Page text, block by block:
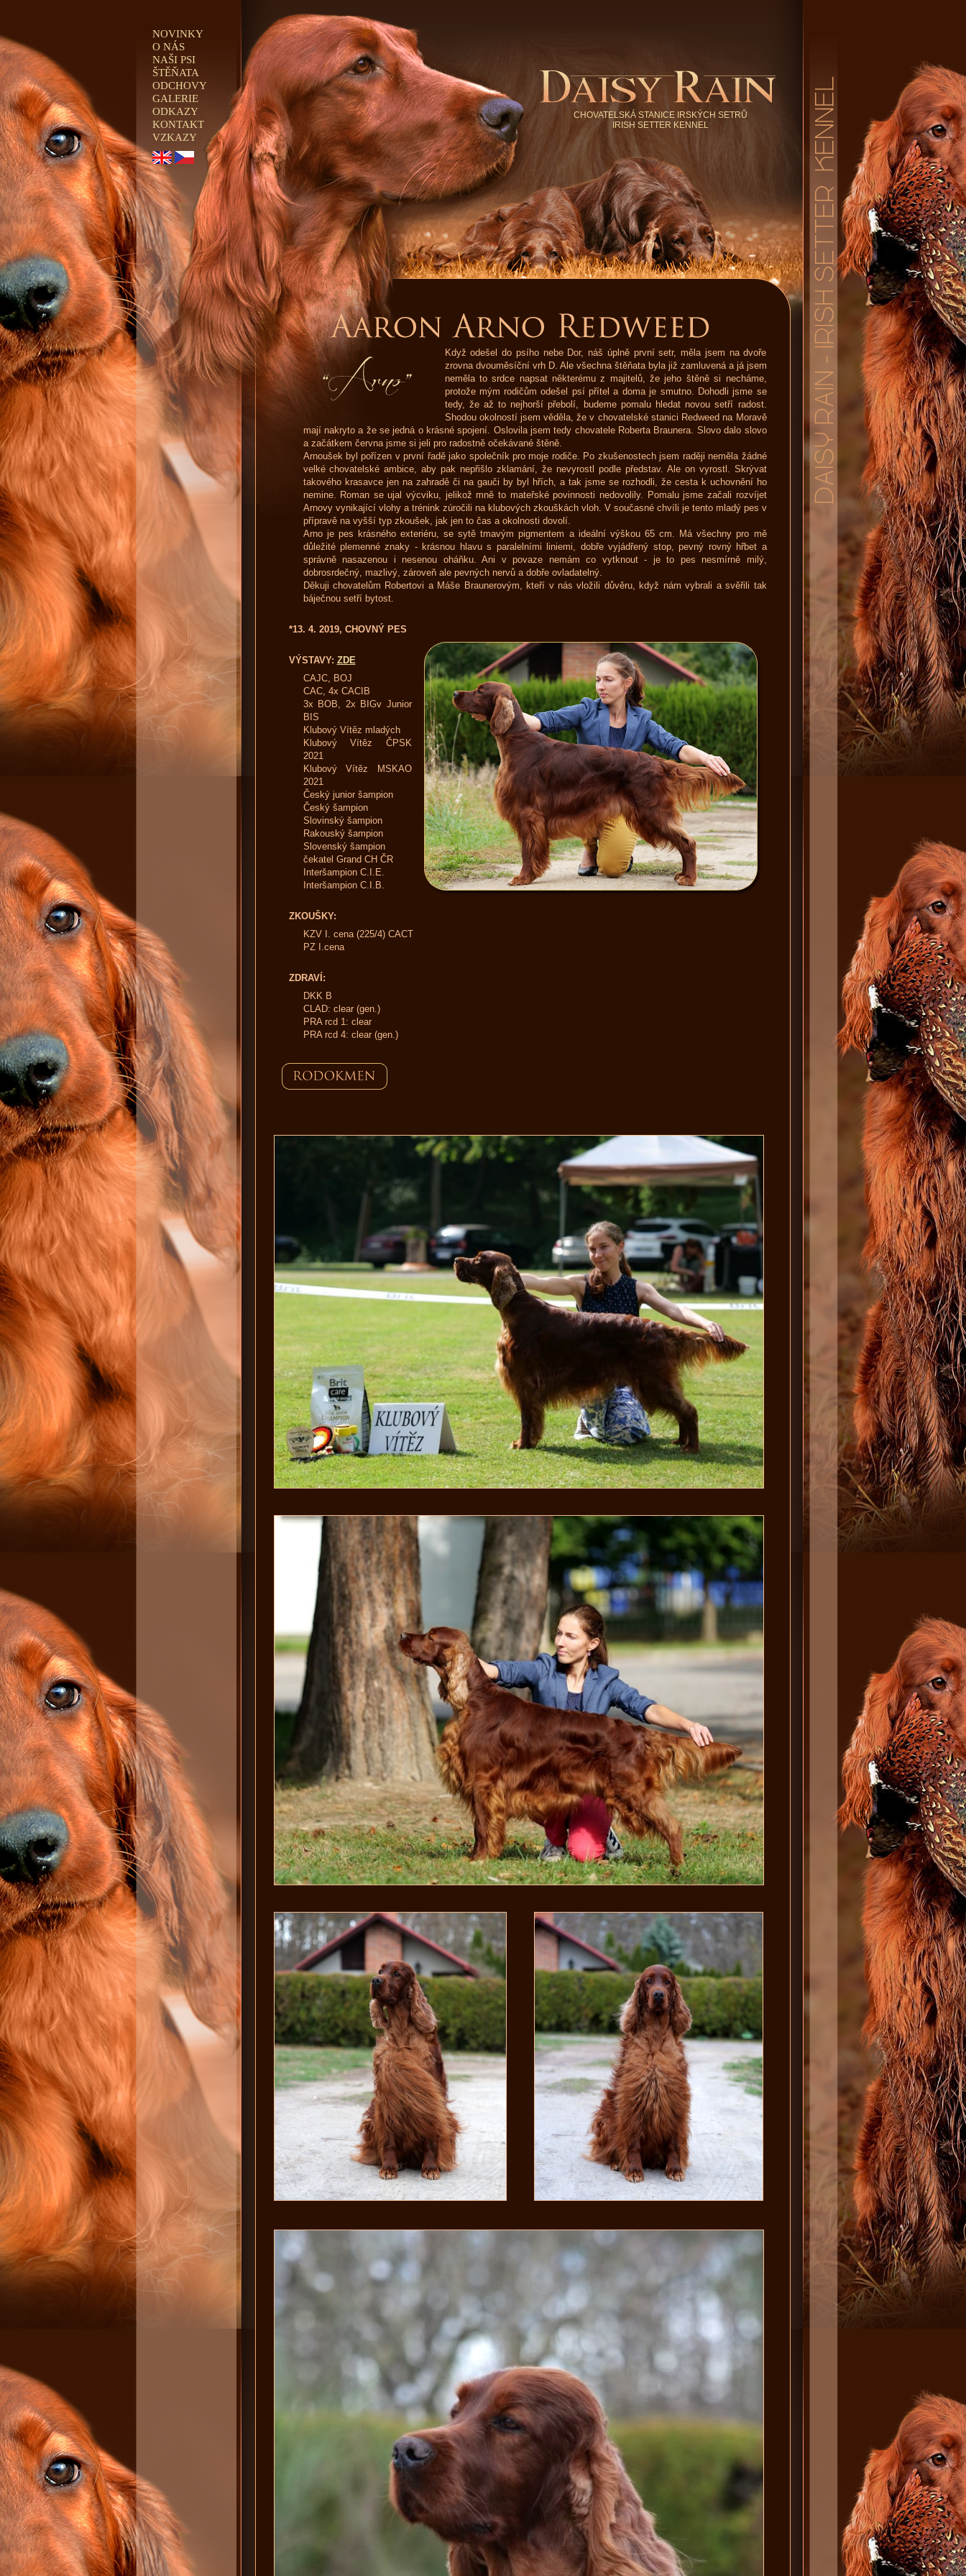
NOVINKY
O NÁS
NAŠI PSI
ŠTĚŇATA
ODCHOVY
GALERIE
ODKAZY
KONTAKT
VZKAZY
CHOVATELSKÁ STANICE IRSKÝCH SETRŮ
IRISH SETTER KENNEL
Když odešel do psího nebe Dor, náš úplně první setr, měla jsem na dvoře
zrovna dvouměsíční vrh D. Ale všechna štěňata byla již zamluvená a já jsem
neměla to srdce napsat některému z majitelů, že jeho štěně si necháme,
protože mým rodičům odešel psí přítel a doma je smutno. Dohodli jsme se
tedy, že až to nejhorší přebolí, budeme pomalu hledat novou setří radost.
Shodou okolností jsem věděla, že v chovatelské stanici Redweed na Moravě
mají nakryto a že se jedná o krásné spojení. Oslovila jsem tedy chovatele Roberta Braunera. Slovo dalo slovo
a začátkem června jsme si jeli pro radostně očekávané štěně.
Arnoušek byl pořízen v první řadě jako společník pro moje rodiče. Po zkušenostech jsem raději neměla žádné
velké chovatelské ambice, aby pak nepřišlo zklamání, že nevyrostl podle představ. Ale on vyrostl. Skrývat
takového krasavce jen na zahradě či na gauči by byl hřích, a tak jsme se rozhodli, že cesta k uchovnění ho
nemine. Roman se ujal výcviku, jelikož mně to mateřské povinnosti nedovolily. Pomalu jsme začali rozvíjet
Arnovy vynikající vlohy a trénink zúročili na klubových zkouškách vloh. V současné chvíli je tento mladý pes v
přípravě na vyšší typ zkoušek, jak jen to čas a okolnosti dovolí.
Arno je pes krásného exteriéru, se sytě tmavým pigmentem a ideální výškou 65 cm. Má všechny pro mě
důležité plemenné znaky - krásnou hlavu s paralelními liniemi, dobře vyjádřený stop, pevný rovný hřbet a
správně nasazenou i nesenou oháňku. Ani v povaze nemám co vytknout - je to pes nesmírně milý,
dobrosrdečný, mazlivý, zároveň ale pevných nervů a dobře ovladatelný.
Děkuji chovatelům Robertovi a Máše Braunerovým, kteří v nás vložili důvěru, když nám vybrali a svěřili tak
báječnou setří bytost.
*13. 4. 2019, CHOVNÝ PES
VÝSTAVY: ZDE
CAJC, BOJ
CAC, 4x CACIB
3x BOB, 2x BIGv Junior
BIS
Klubový Vítěz mladých
Klubový Vítěz ČPSK
2021
Klubový Vítěz MSKAO
2021
Český junior šampion
Český šampion
Slovinský šampion
Rakouský šampion
Slovenský šampion
čekatel Grand CH ČR
Interšampion C.I.E.
Interšampion C.I.B.
ZKOUŠKY:
KZV I. cena (225/4) CACT
PZ I.cena
ZDRAVÍ:
DKK B
CLAD: clear (gen.)
PRA rcd 1: clear
PRA rcd 4: clear (gen.)